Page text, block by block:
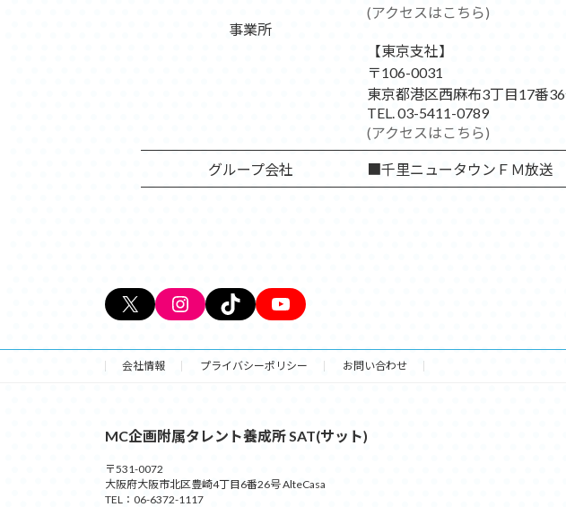
事業所
(アクセスはこちら)
【東京支社】
〒106-0031
東京都港区西麻布3丁目17番
TEL. 03-5411-0789
(アクセスはこちら)
グループ会社 ■千里ニュータウンＦＭ放送
X Instagram
TikTokYouTube
会社情報 プライバシーポリシー お問い合わせ
MC企画附属タレント養成所 SAT(サット)
〒531-0072
大阪府大阪市北区豊崎4丁目6番26号 AlteCasa
TEL：06-6372-1117